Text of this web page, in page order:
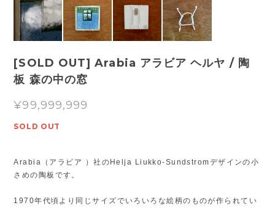
[SOLD OUT] Arabia アラビア ヘルヤ / 陶
板 森の中の窓
¥99,999,999
SOLD OUT
Arabia（アラビア ）社のHelja Liukko-Sundstromデザインの小
さめの陶板です。
1970年代頃より同じサイズでいろいろな絵柄のものが作られてい